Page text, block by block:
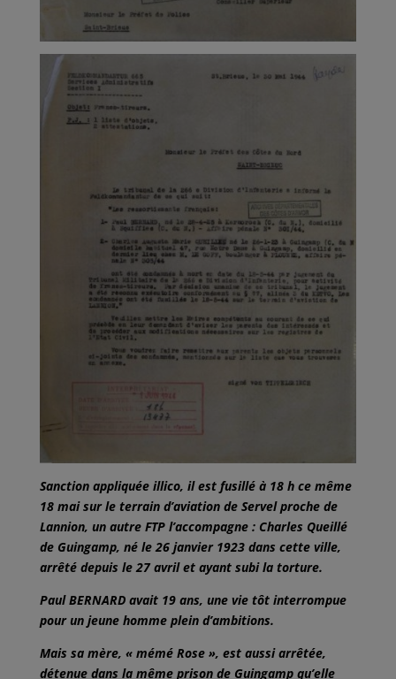
Sanction appliquée illico, il est fusillé à 18 h ce même
18 mai sur le terrain d’aviation de Servel proche de
Lannion, un autre FTP l’accompagne : Charles Queillé
de Guingamp, né le 26 janvier 1923 dans cette ville,
arrêté depuis le 27 avril et ayant subi la torture.
Paul BERNARD avait 19 ans, une vie tôt interrompue
pour un jeune homme plein d’ambitions.
Mais sa mère, « mémé Rose », est aussi arrêtée,
détenue dans la même prison de Guingamp qu’elle